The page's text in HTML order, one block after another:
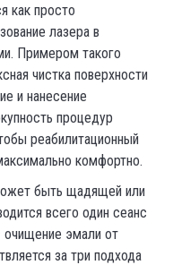
как просто
лазера в
Примером такого
чистка поверхности
и нанесение
процедур
реабилитационный
комфортно.
быть щадящей или
всего один сеанс
очищение эмали от
за три подхода